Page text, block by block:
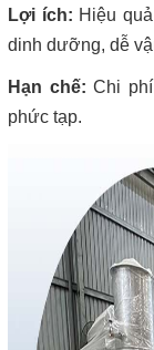
Lợi ích: Hiệu
dinh dưỡng, dễ
Hạn chế: Chi
phức tạp.